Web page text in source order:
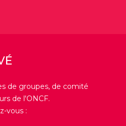
de groupes, de comité
de l'ONCF.
vous :